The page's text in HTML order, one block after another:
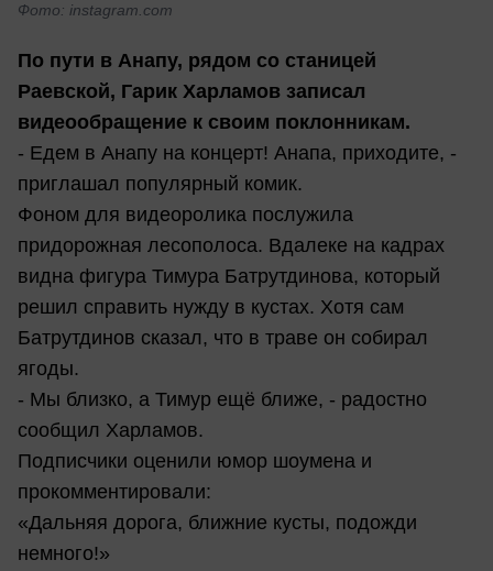
Фото: instagram.com
По пути в Анапу, рядом со станицей
Раевской, Гарик Харламов записал
видеообращение к своим поклонникам.
- Едем в Анапу на концерт! Анапа, приходите, -
приглашал популярный комик.
Фоном для видеоролика послужила
придорожная лесополоса. Вдалеке на кадрах
видна фигура Тимура Батрутдинова, который
решил справить нужду в кустах. Хотя сам
Батрутдинов сказал, что в траве он собирал
ягоды.
- Мы близко, а Тимур ещё ближе, - радостно
сообщил Харламов.
Подписчики оценили юмор шоумена и
прокомментировали:
«Дальняя дорога, ближние кусты, подожди
немного!»